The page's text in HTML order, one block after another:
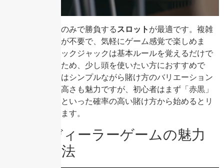
初心者には、運のみで勝負するスロット が最適です。複雑
なルールや戦略が不要で、気軽にゲーム感覚で楽しめま
す。一方、ブラックジャックは基本ルールを覚えるだけで
勝率に直結するため、少し頭を使いたい方におすすめで
す。ルーレットはシンプルながら賭け方のバリエーション
が多く、配当の高さも魅力ですが、初心者はまず「赤黒」
や「奇数偶数」といった確率の高い賭け方から始めるとリ
スクを抑えられます。
ライブディーラーゲームの魅力
と参加方法